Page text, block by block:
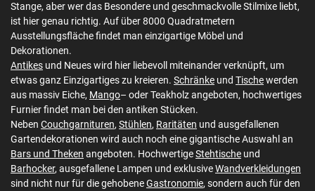
Stange, aber wer das Besondere und geschmackvolle Stilmixe liebt,
ist hier genau richtig. Auf über 8000 Quadratmetern
Ausstellungsfläche findet man einzigartige Möbel und
Dekorationen.
Antikes und Neues wird hier liebevoll miteinander verknüpft, um
etwas ganz Einzigartiges zu kreieren. Schränke und Tischewerden
aus massiv Eiche, Mango– oder Teakholz angeboten, hochwertiges
Furnier findet man bei den antiken Stücken.
Neben Couchgarnituren, Stühlen, Raritäten und ausgefallenen
Gartendekorationen wird auch noch eine gigantische Auswahl an
Bars und Theken angeboten. HochwertigeStehtische und
Barhocker, ausgefallene Lampen und exklusiveWandverkleidungen
sind nicht nur für die gehobeneGastronomie, sondern auch für den